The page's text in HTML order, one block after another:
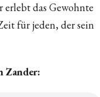
erlebt das Gewohnte
für jeden, der sein
Zander: